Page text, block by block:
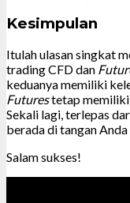
Kesimpulan
Itulah ulasan singkat
trading CFD dan
keduanya memiliki
Futurestetap memiliki
Sekali lagi, terlepas
berada di tangan
Salam sukses!